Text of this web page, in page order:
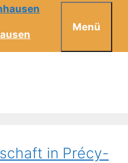
Menü
in Précy-